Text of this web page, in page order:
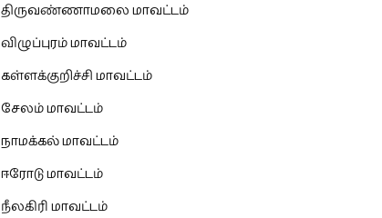
திருவண்ணாமலை மாவட்டம்
விழுப்புரம் மாவட்டம்
கள்ளக்குறிச்சி மாவட்டம்
சேலம் மாவட்டம்
நாமக்கல் மாவட்டம்
ஈரோடு மாவட்டம்
நீலகிரி மாவட்டம்